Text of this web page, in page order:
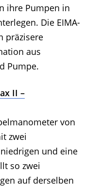
ihre Pumpen in
Die EIMA-
präzisere
aus
Pumpe.
II –
von
zwei
und eine
so zwei
auf derselben